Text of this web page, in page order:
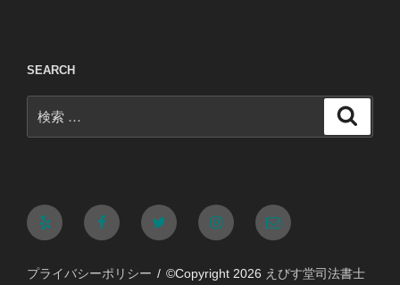
SEARCH
索:
Yelp FacebookTwitter Instagram
メ
ル
プライバシーポリシー ©Copyright 2026 えびす堂司法書士